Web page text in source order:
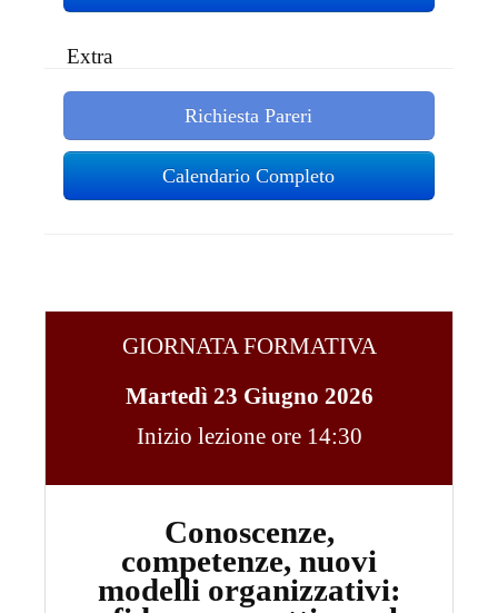
Extra
Richiesta Pareri
Calendario Completo
GIORNATA FORMATIVA
Martedì 23 Giugno 2026
Inizio lezione ore 14:30
Conoscenze,
competenze, nuovi
modelli organizzativi: